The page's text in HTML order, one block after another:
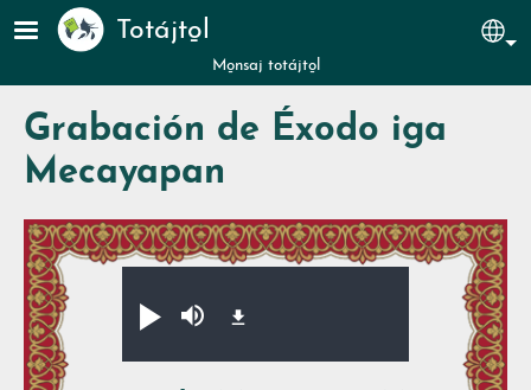
Pasar al contenido principal
Totájto̱l
Mo̱nsaj totájto̱l
Grabación de Éxodo iga
Mecayapan
Xikpe̱walti̱y
Silenciar